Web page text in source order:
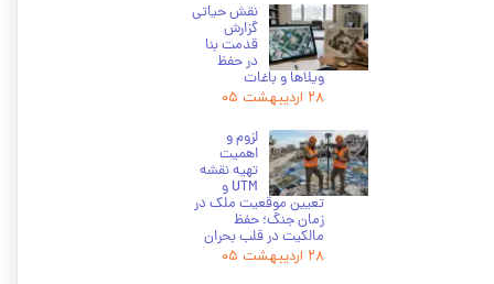
نقش حیاتی
گزارش
قدمت بنا
در حفظ
ویلاها و باغات
۲۸ اردیبهشت ۰۵
لزوم و
اهمیت
تهیه نقشه
UTM و
تعیین موقعیت ملک در
زمان جنگ؛ حفظ
مالکیت در قلب بحران
۲۸ اردیبهشت ۰۵